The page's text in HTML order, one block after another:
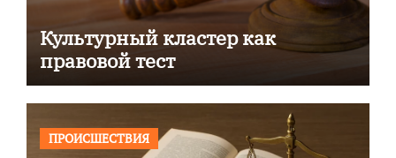
Культурный кластер как
правовой тест
ПРОИСШЕСТВИЯ